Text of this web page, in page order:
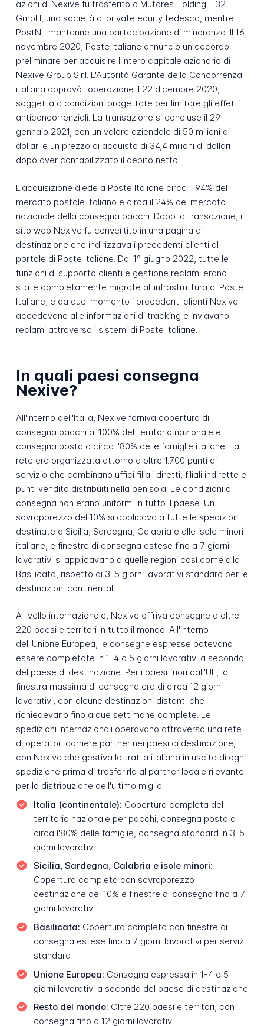
azioni di Nexive fu trasferito a Mutares Holding - 32
GmbH, una società di private equity tedesca, mentre
PostNL mantenne una partecipazione di minoranza. Il 16
novembre 2020, Poste Italiane annunciò un accordo
preliminare per acquisire l'intero capitale azionario di
Nexive Group S.r.l. L'Autorità Garante della Concorrenza
italiana approvò l'operazione il 22 dicembre 2020,
soggetta a condizioni progettate per limitare gli effetti
anticoncorrenziali. La transazione si concluse il 29
gennaio 2021, con un valore aziendale di 50 milioni di
dollari e un prezzo di acquisto di 34,4 milioni di dollari
dopo aver contabilizzato il debito netto.
L'acquisizione diede a Poste Italiane circa il 94% del
mercato postale italiano e circa il 24% del mercato
nazionale della consegna pacchi. Dopo la transazione, il
sito web Nexive fu convertito in una pagina di
destinazione che indirizzava i precedenti clienti al
portale di Poste Italiane. Dal 1° giugno 2022, tutte le
funzioni di supporto clienti e gestione reclami erano
state completamente migrate all'infrastruttura di Poste
Italiane, e da quel momento i precedenti clienti Nexive
accedevano alle informazioni di tracking e inviavano
reclami attraverso i sistemi di Poste Italiane.
In quali paesi consegna
Nexive?
All'interno dell'Italia, Nexive forniva copertura di
consegna pacchi al 100% del territorio nazionale e
consegna posta a circa l'80% delle famiglie italiane. La
rete era organizzata attorno a oltre 1.700 punti di
servizio che combinano uffici filiali diretti, filiali indirette e
punti vendita distribuiti nella penisola. Le condizioni di
consegna non erano uniformi in tutto il paese. Un
sovrapprezzo del 10% si applicava a tutte le spedizioni
destinate a Sicilia, Sardegna, Calabria e alle isole minori
italiane, e finestre di consegna estese fino a 7 giorni
lavorativi si applicavano a quelle regioni così come alla
Basilicata, rispetto ai 3-5 giorni lavorativi standard per le
destinazioni continentali.
A livello internazionale, Nexive offriva consegne a oltre
220 paesi e territori in tutto il mondo. All'interno
dell'Unione Europea, le consegne espresse potevano
essere completate in 1-4 o 5 giorni lavorativi a seconda
del paese di destinazione. Per i paesi fuori dall'UE, la
finestra massima di consegna era di circa 12 giorni
lavorativi, con alcune destinazioni distanti che
richiedevano fino a due settimane complete. Le
spedizioni internazionali operavano attraverso una rete
di operatori corriere partner nei paesi di destinazione,
con Nexive che gestiva la tratta italiana in uscita di ogni
spedizione prima di trasferirla al partner locale rilevante
per la distribuzione dell'ultimo miglio.
Italia (continentale): Copertura completa del
territorio nazionale per pacchi, consegna posta a
circa l'80% delle famiglie, consegna standard in 3-5
giorni lavorativi
Sicilia, Sardegna, Calabria e isole minori:
Copertura completa con sovrapprezzo
destinazione del 10% e finestre di consegna fino a 7
giorni lavorativi
Basilicata: Copertura completa con finestre di
consegna estese fino a 7 giorni lavorativi per servizi
standard
Unione Europea: Consegna espressa in 1-4 o 5
giorni lavorativi a seconda del paese di destinazione
Resto del mondo: Oltre 220 paesi e territori, con
consegna fino a 12 giorni lavorativi